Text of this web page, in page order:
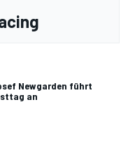
Newgarden führt
an